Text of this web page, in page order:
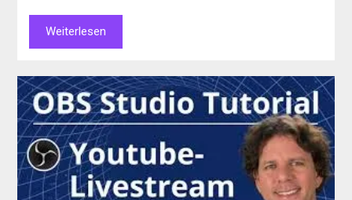
Weiterlesen